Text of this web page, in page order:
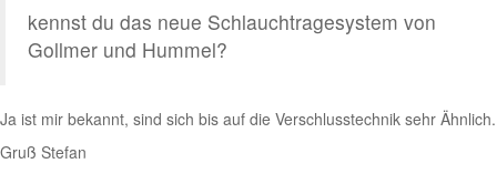
kennst du das neue Schlauchtragesystem von
Gollmer und Hummel?
Ja ist mir bekannt, sind sich bis auf die Verschlusstechnik sehr Ähnlich.
Gruß Stefan